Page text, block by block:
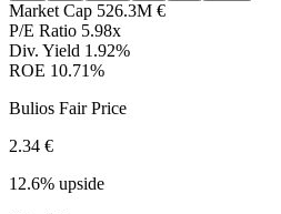
Market Cap 526.3M €
P/E Ratio 5.98x
Div. Yield 1.92%
ROE 10.71%
Bulios Fair Price
2.34 €
12.6% upside